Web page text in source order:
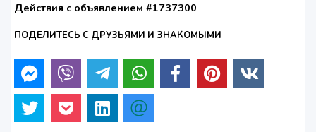
Действия с объявлением #1737300
ПОДЕЛИТЕСЬ С ДРУЗЬЯМИ И ЗНАКОМЫМИ